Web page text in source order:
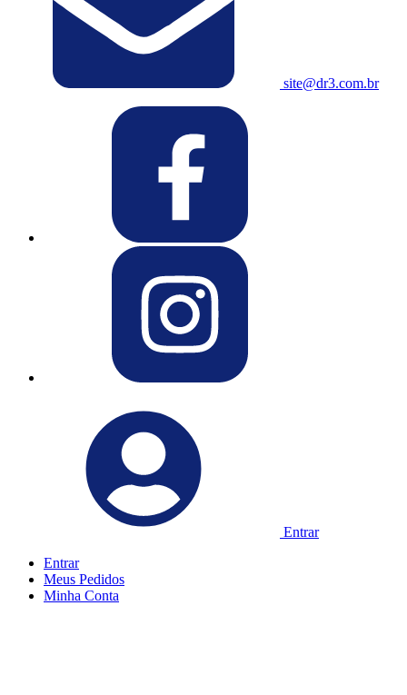
site@dr3.com.br
Entrar
Entrar
Meus Pedidos
Minha Conta